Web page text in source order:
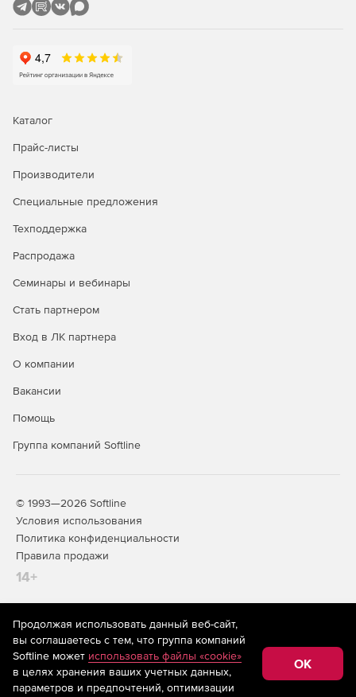
Каталог
Прайс-листы
Производители
Специальные предложения
Техподдержка
Распродажа
Семинары и вебинары
Стать партнером
Вход в ЛК партнера
О компании
Вакансии
Помощь
Группа компаний Softline
© 1993—2026 Softline
Условия использования
Политика конфиденциальности
Правила продажи
14+
На информационном ресурсе store.softline.ru применяются
рекомендательные технологии(информационные технологии
предоставления информации на основе сбора,
систематизации и анализа сведений, относящихся к
предпочтениям пользователей сети «Интернет»,
Продолжая использовать данный веб-сайт,
вы соглашаетесь с тем, что группа компаний
Softline может использовать файлы «cookie»
в целях хранения ваших учетных данных,
параметров и предпочтений, оптимизации
OK